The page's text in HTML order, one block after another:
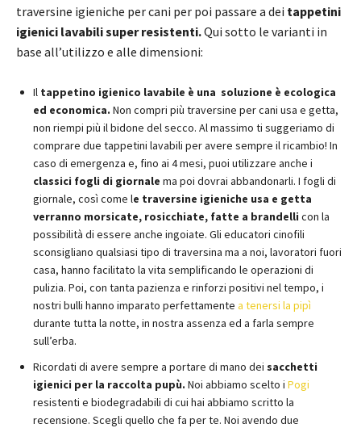
traversine igieniche per cani per poi passare a dei tappetini
igienici lavabili super resistenti.Qui sotto le varianti in
base all’utilizzo e alle dimensioni:
Il tappetino igienico lavabile è una soluzione è ecologica
ed economica. Non compri più traversine per cani usa e getta,
non riempi più il bidone del secco. Al massimo ti suggeriamo di
comprare due tappetini lavabili per avere sempre il ricambio! In
caso di emergenza e, fino ai 4 mesi, puoi utilizzare anche i
classici fogli di giornale ma poi dovrai abbandonarli. I fogli di
giornale, così come le traversine igieniche usa e getta
verranno morsicate, rosicchiate, fatte a brandelli con la
possibilità di essere anche ingoiate. Gli educatori cinofili
sconsigliano qualsiasi tipo di traversina ma a noi, lavoratori fuori
casa, hanno facilitato la vita semplificando le operazioni di
pulizia. Poi, con tanta pazienza e rinforzi positivi nel tempo, i
nostri bulli hanno imparato perfettamente a tenersi la pipì
durante tutta la notte, in nostra assenza ed a farla sempre
sull’erba.
Ricordati di avere sempre a portare di mano dei sacchetti
igienici per la raccolta pupù. Noi abbiamo scelto i Pogi
resistenti e biodegradabili di cui hai abbiamo scritto la
recensione. Scegli quello che fa per te. Noi avendo due